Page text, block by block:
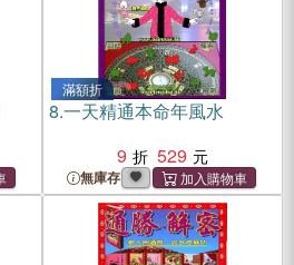
滿額折
8.一天精通本命年風水
9
529
無庫存